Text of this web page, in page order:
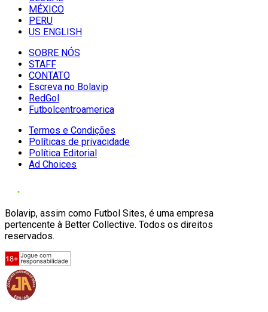
MÉXICO
PERU
US ENGLISH
SOBRE NÓS
STAFF
CONTATO
Escreva no Bolavip
RedGol
Futbolcentroamerica
Termos e Condições
Políticas de privacidade
Política Editorial
Ad Choices
Bolavip, assim como Futbol Sites, é uma empresa
pertencente à Better Collective. Todos os direitos
reservados.